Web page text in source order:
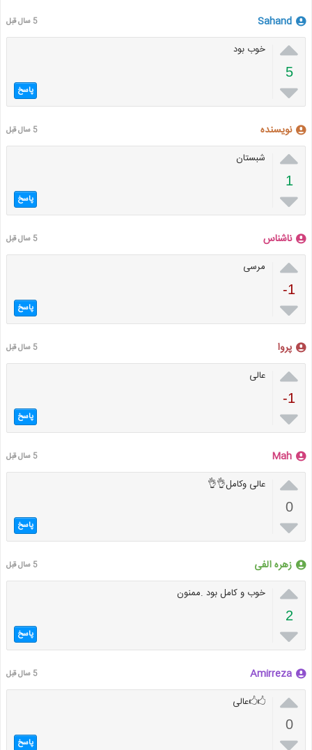
Sahand 5 سال قبل

5

خوب بود
پاسخ
نویسنده 5 سال قبل

1

شبستان
پاسخ
ناشناس 5 سال قبل

-1

مرسی
پاسخ
پروا 5 سال قبل

-1

عالی
پاسخ
Mah 5 سال قبل

0

عالی وکامل👌👌
پاسخ
زهره الفی 5 سال قبل

2

خوب و کامل بود .ممنون
پاسخ
Amirreza 5 سال قبل

0
🖒🖒عالی
پاسخ